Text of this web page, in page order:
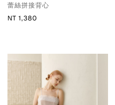
蕾絲拼接背心
NT 1,380